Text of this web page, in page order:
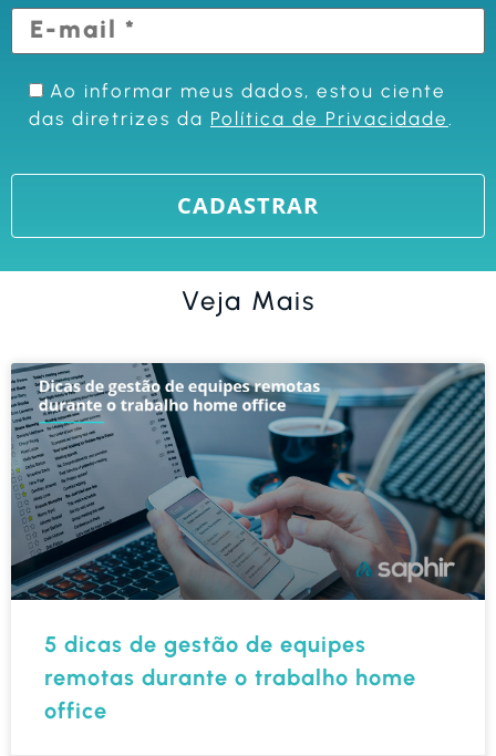
Ao informar meus dados, estou ciente
das diretrizes da Política de Privacidade
Veja Mais
5 dicas de gestão de equipes
remotas durante o trabalho home
office